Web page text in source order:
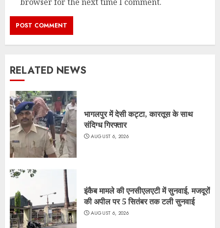
RELATED NEWS
भागलपुर में देसी कट्टा, कारतूस के साथ
संदिग्ध गिरफ्तार
AUGUST 6, 2026
इंकैब मामले की एनसीएलएटी में सुनवाई, मजदूरों
की अपील पर 5 सितंबर तक टली सुनवाई
AUGUST 6, 2026